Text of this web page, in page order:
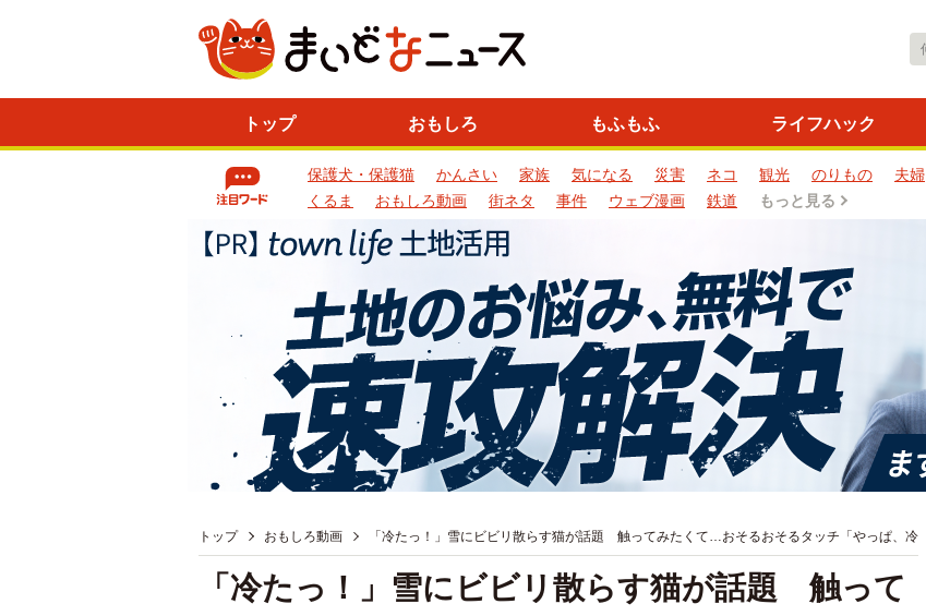
トップ おもしろ もふもふ ライフハック
保護犬・保護猫 かんさい 家族 気になる 災害 ネコ 観光 のりもの 夫婦
くるま
おもしろ動画 街ネタ 事件 ウェブ漫画 鉄道 もっと見る
トップ おもしろ動画 「冷たっ！」雪にビビリ散らす猫が話題 触ってみたくて…おそるおそるタッチ「やっぱ、冷
「冷たっ！」雪にビビリ散らす猫が話題 触って